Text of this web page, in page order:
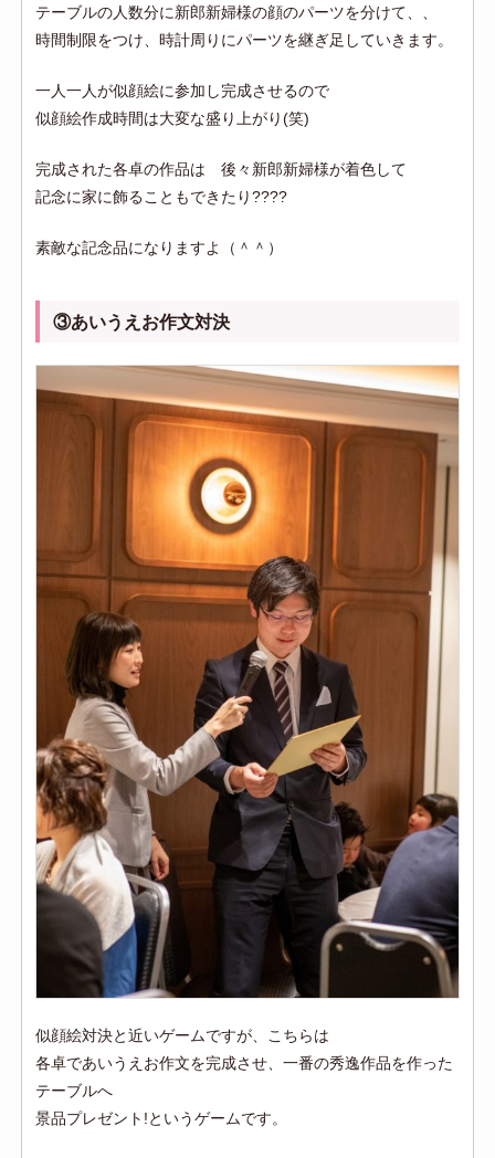
テーブルの人数分に新郎新婦様の顔のパーツを分けて、、
時間制限をつけ、時計周りにパーツを継ぎ足していきます。
一人一人が似顔絵に参加し完成させるので
似顔絵作成時間は大変な盛り上がり(笑)
完成された各卓の作品は 後々新郎新婦様が着色して
記念に家に飾ることもできたり????
素敵な記念品になりますよ（＾＾）
③あいうえお作文対決
似顔絵対決と近いゲームですが、こちらは
各卓であいうえお作文を完成させ、一番の秀逸作品を作った
テーブルへ
景品プレゼント!というゲームです。